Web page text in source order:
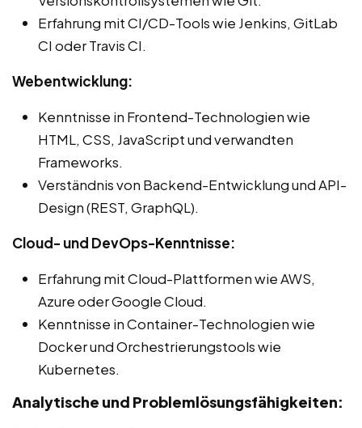
Erfahrung mit CI/CD-Tools wie Jenkins, GitLab
CI oder Travis CI.
Webentwicklung:
Kenntnisse in Frontend-Technologien wie
HTML, CSS, JavaScript und verwandten
Frameworks.
Verständnis von Backend-Entwicklung und API-
Design (REST, GraphQL).
Cloud- und DevOps-Kenntnisse:
Erfahrung mit Cloud-Plattformen wie AWS,
Azure oder Google Cloud.
Kenntnisse in Container-Technologien wie
Docker und Orchestrierungstools wie
Kubernetes.
Analytische und Problemlösungsfähigkeiten: